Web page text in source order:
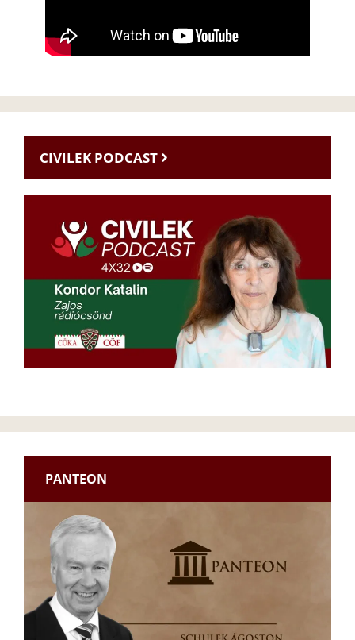
CIVILEK PODCAST
PANTEON